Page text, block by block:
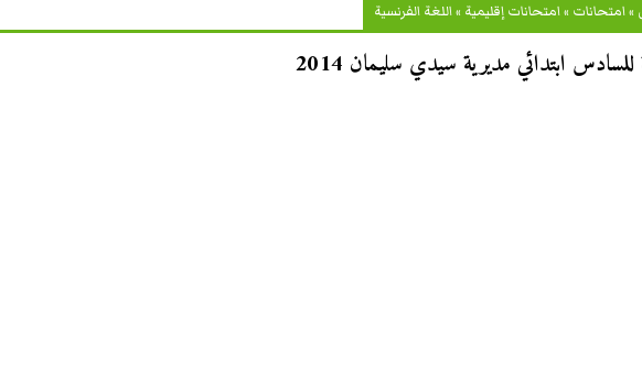
»امتحانات »امتحانات إقليمية »اللغة الفرنسية
ابتدائي مديرية سيدي سليمان 2014